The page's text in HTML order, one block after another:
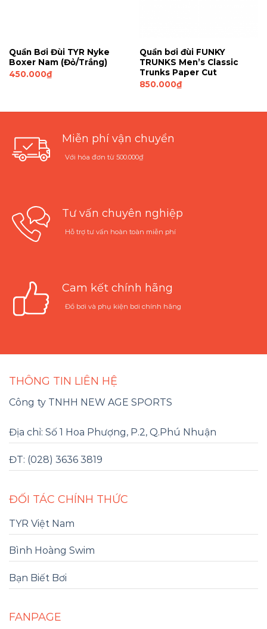
Quần Bơi Đùi TYR Nyke
Boxer Nam (Đỏ/Trắng)
450.000₫
Quần bơi đùi FUNKY
TRUNKS Men’s Classic
Trunks Paper Cut
850.000₫
Miễn phí vận chuyển
Với hóa đơn từ 500.000₫
Tư vấn chuyên nghiệp
Hỗ trợ tư vấn hoàn toàn miễn phí
Cam kết chính hãng
Đồ bơi và phụ kiện bơi chính hãng
THÔNG TIN LIÊN HỆ
Công ty TNHH NEW AGE SPORTS
Địa chỉ: Số 1 Hoa Phượng, P.2, Q.Phú Nhuận
ĐT: (028) 3636 3819
ĐỐI TÁC CHÍNH THỨC
TYR Việt Nam
Bình Hoàng Swim
Bạn Biết Bơi
FANPAGE